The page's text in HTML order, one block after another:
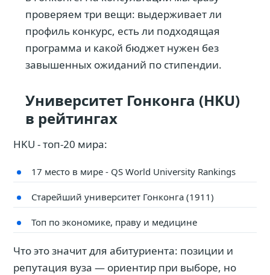
проверяем три вещи: выдерживает ли
профиль конкурс, есть ли подходящая
программа и какой бюджет нужен без
завышенных ожиданий по стипендии.
Университет Гонконга (HKU)
в рейтингах
HKU - топ-20 мира:
17 место в мире - QS World University Rankings
Старейший университет Гонконга (1911)
Топ по экономике, праву и медицине
Что это значит для абитуриента: позиции и
репутация вуза — ориентир при выборе, но